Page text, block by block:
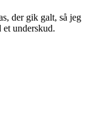
der gik galt, så jeg
et underskud.